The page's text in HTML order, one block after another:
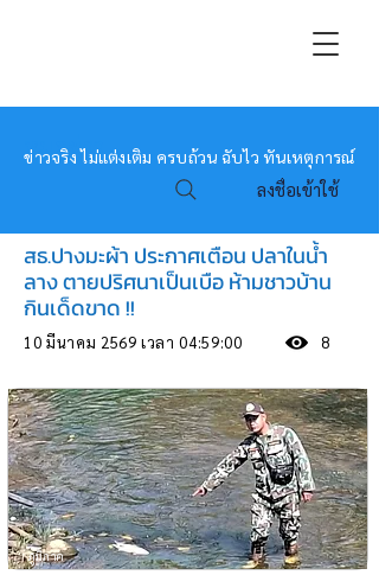
หมอข่าว
ข่าวจริง ไม่แต่งเติม ครบถ้วน ฉับไว ทันเหตุการณ์
ลงชื่อเข้าใช้
สธ.ปางมะผ้า ประกาศเตือน ปลาในน้ำ
ลาง ตายปริศนาเป็นเบือ ห้ามชาวบ้าน
กินเด็ดขาด !!
10 มีนาคม 2569 เวลา 04:59:00 8
ภูมิภาค